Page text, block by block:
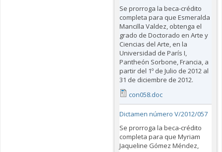
Se prorroga la beca-crédito
completa para que Esmeralda
Mancilla Valdez, obtenga el
grado de Doctorado en Arte y
Ciencias del Arte, en la
Universidad de París I,
Pantheón Sorbone, Francia, a
partir del 1º de Julio de 2012 al
31 de diciembre de 2012.
con058.doc
Dictamen número V/2012/057
Se prorroga la beca-crédito
completa para que Myriam
Jaqueline Gómez Méndez,